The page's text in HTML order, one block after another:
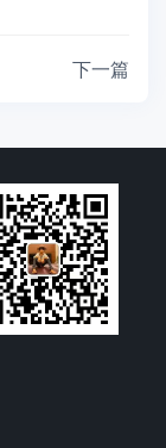
下一篇